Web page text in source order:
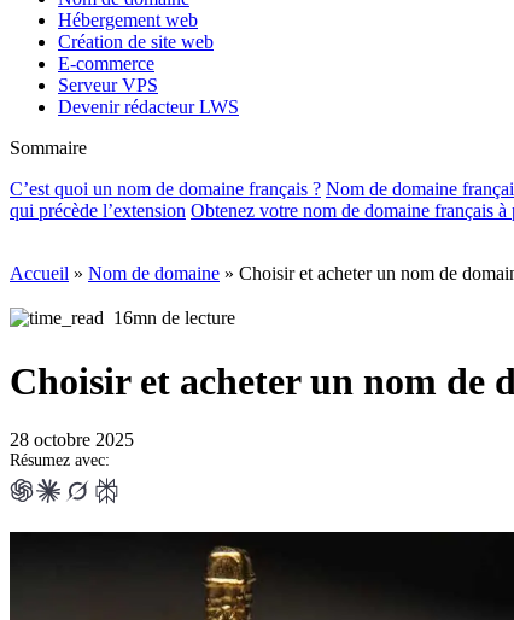
Hébergement web
Création de site web
E-commerce
Serveur VPS
Devenir rédacteur LWS
Sommaire
C’est quoi un nom de domaine français ? Nom de domaine
qui précède l’extension Obtenez votre nom de domaine français
Accueil » Nom de domaine » Choisir et acheter un nom de
16mn de lecture
Choisir et acheter un nom de
28 octobre 2025
Résumez avec: